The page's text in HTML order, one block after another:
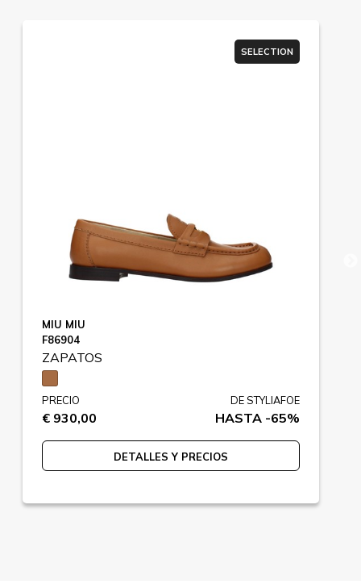
SELECTION
MIU MIU
F86904
ZAPATOS
PRECIO
€ 930,00
DE STYLIAFOE
HASTA -65%
DETALLES Y PRECIOS